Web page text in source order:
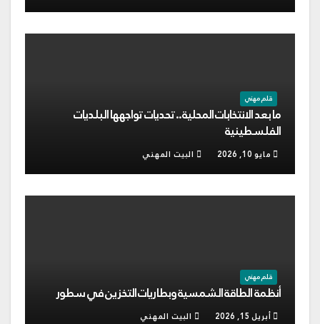
قلم مهني
ما بعد الانتخابات المحلية.. تحديات تواجهها البلديات
الفلسطينية
مايو 10, 2026 البيت المهني
قلم مهني
أنظمة الطاقة الشمسية وبطاريات التخزين في سطور
أبريل 15, 2026 البيت المهني